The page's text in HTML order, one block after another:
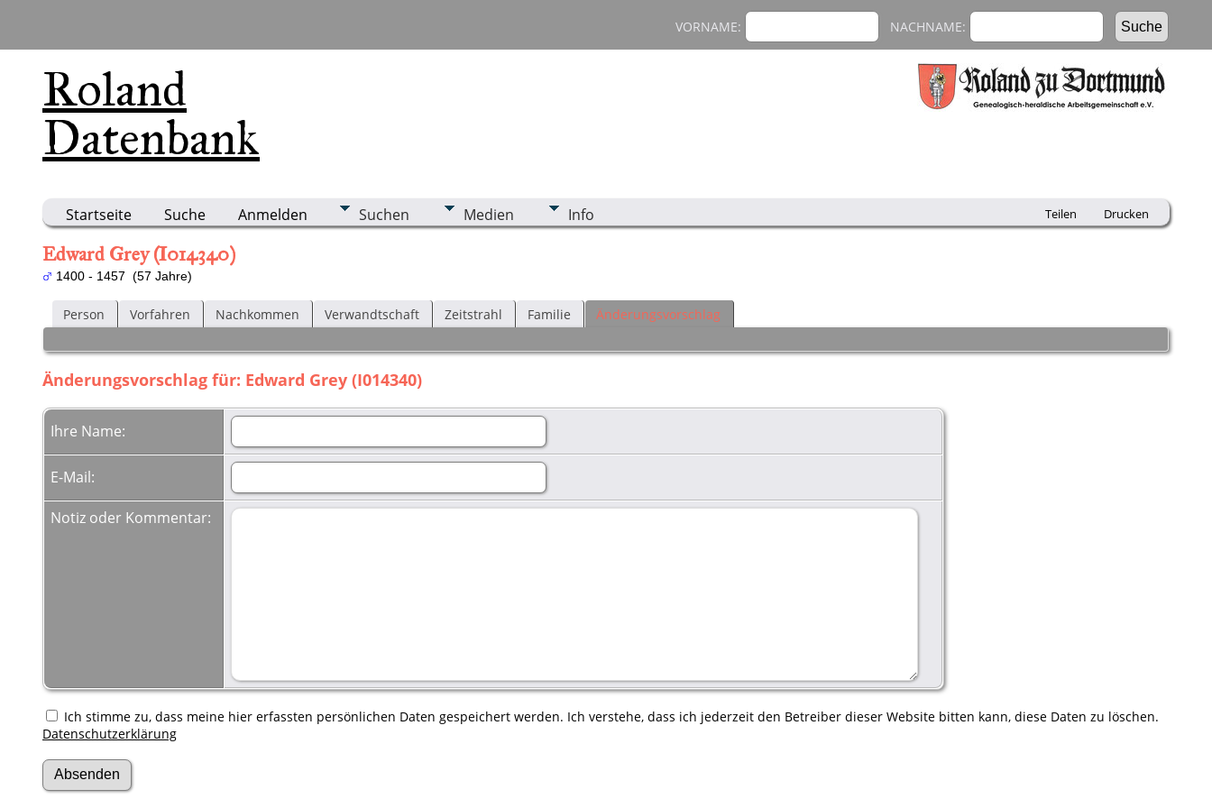
Roland
Datenbank
VORNAME: NACHNAME:
Startseite Suche Anmelden Suchen Medien Info Teilen Drucken
Edward Grey (I014340)
1400 - 1457 (57 Jahre)
Person Vorfahren Nachkommen Verwandtschaft Zeitstrahl Familie Änderungsvorschlag
Änderungsvorschlag für: Edward Grey (I014340)
Ihre Name:
E-Mail:
Notiz oder Kommentar:
Ich stimme zu, dass meine hier erfassten persönlichen Daten gespeichert werden. Ich verstehe, dass ich jederzeit den Betreiber dieser Website bitten kann, diese Daten zu löschen.
Datenschutzerklärung